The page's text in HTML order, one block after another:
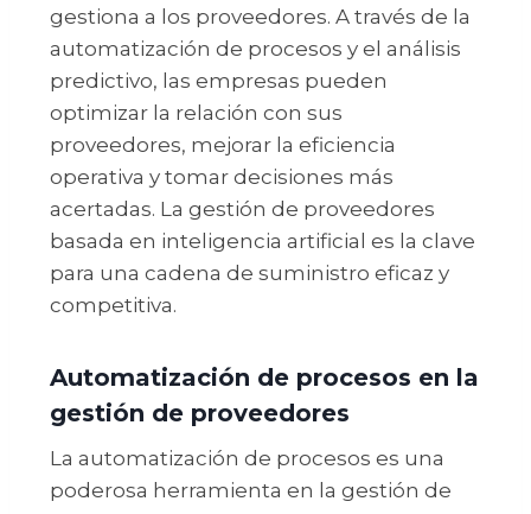
gestiona a los proveedores. A través de la
automatización de procesos y el análisis
predictivo, las empresas pueden
optimizar la relación con sus
proveedores, mejorar la eficiencia
operativa y tomar decisiones más
acertadas. La gestión de proveedores
basada en inteligencia artificial es la clave
para una cadena de suministro eficaz y
competitiva.
Automatización de procesos en la
gestión de proveedores
La automatización de procesos es una
poderosa herramienta en la gestión de